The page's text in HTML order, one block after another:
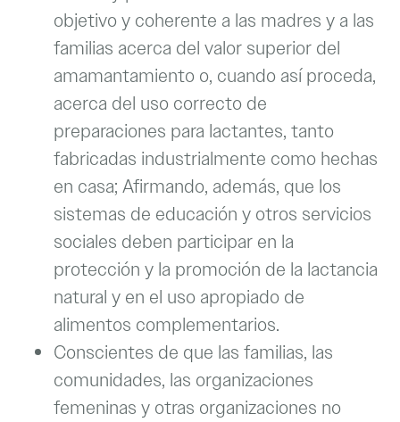
objetivo y coherente a las madres y a las
familias acerca del valor superior del
amamantamiento o, cuando así proceda,
acerca del uso correcto de
preparaciones para lactantes, tanto
fabricadas industrialmente como hechas
en casa; Afirmando, además, que los
sistemas de educación y otros servicios
sociales deben participar en la
protección y la promoción de la lactancia
natural y en el uso apropiado de
alimentos complementarios.
Conscientes de que las familias, las
comunidades, las organizaciones
femeninas y otras organizaciones no